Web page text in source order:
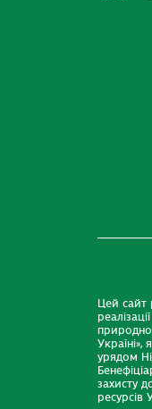
Цей сайт
Україні»,
урядом
захисту
ресурсів